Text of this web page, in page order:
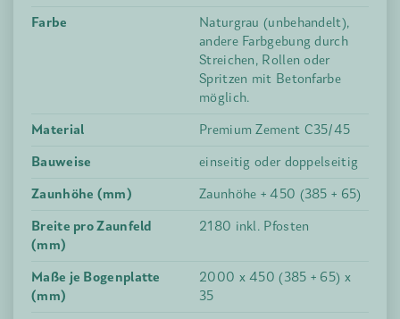
Farbe
Naturgrau (unbehandelt),
andere Farbgebung durch
Streichen, Rollen oder
Spritzen mit Betonfarbe
möglich.
Material
Premium Zement C35/45
Bauweise
einseitig oder doppelseitig
Zaunhöhe (mm)
Zaunhöhe + 450 (385 + 65)
Breite pro Zaunfeld
(mm)
2180 inkl. Pfosten
Maße je Bogenplatte
(mm)
2000 x 450 (385 + 65) x
35